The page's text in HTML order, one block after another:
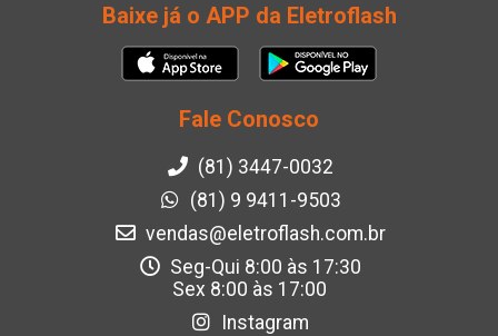
Baixe já o APP da Eletroflash
Fale Conosco
(81) 3447-0032
(81) 9 9411-9503
vendas@eletroflash.com.br
Seg-Qui 8:00 às 17:30
Sex 8:00 às 17:00
Instagram